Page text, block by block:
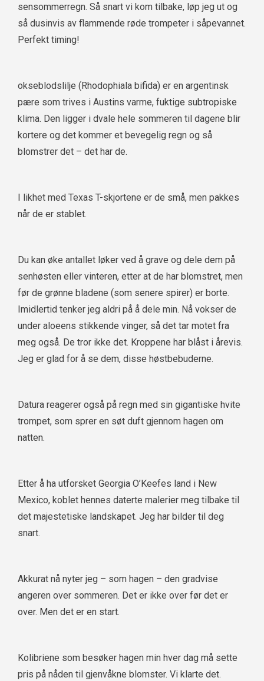
sensommerregn. Så snart vi kom tilbake, løp jeg ut og
så dusinvis av flammende røde trompeter i såpevannet.
Perfekt timing!
okseblodslilje (Rhodophiala bifida) er en argentinsk
pære som trives i Austins varme, fuktige subtropiske
klima. Den ligger i dvale hele sommeren til dagene blir
kortere og det kommer et bevegelig regn og så
blomstrer det – det har de.
I likhet med Texas T-skjortene er de små, men pakkes
når de er stablet.
Du kan øke antallet løker ved å grave og dele dem på
senhøsten eller vinteren, etter at de har blomstret, men
før de grønne bladene (som senere spirer) er borte.
Imidlertid tenker jeg aldri på å dele min. Nå vokser de
under aloeens stikkende vinger, så det tar motet fra
meg også. De tror ikke det. Kroppene har blåst i årevis.
Jeg er glad for å se dem, disse høstbebuderne.
Datura reagerer også på regn med sin gigantiske hvite
trompet, som sprer en søt duft gjennom hagen om
natten.
Etter å ha utforsket Georgia O’Keefes land i New
Mexico, koblet hennes daterte malerier meg tilbake til
det majestetiske landskapet. Jeg har bilder til deg
snart.
Akkurat nå nyter jeg – som hagen – den gradvise
angeren over sommeren. Det er ikke over før det er
over. Men det er en start.
Kolibriene som besøker hagen min hver dag må sette
pris på nåden til gjenvåkne blomster. Vi klarte det.